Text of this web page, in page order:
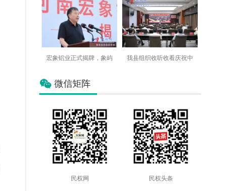
宏象铝业正式揭牌，象屿 我县组织收听收看庆祝中
微信矩阵
民权网 民权头条